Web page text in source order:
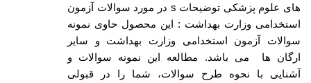
های علوم پزشکی توضیحات s در مورد سوالات آزمون
استخدامی وزارت بهداشت : این محصول حاوی نمونه
سوالات آزمون استخدامی وزارت بهداشت و سایر
ارگان ها می باشد. مطالعه این نمونه سوالات و
آشنایی با نحوه طرح سوالات، شما را در قبولی